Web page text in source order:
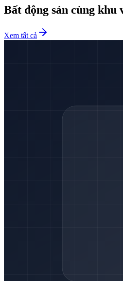
Bất động sản cùng khu
Xem tất cả